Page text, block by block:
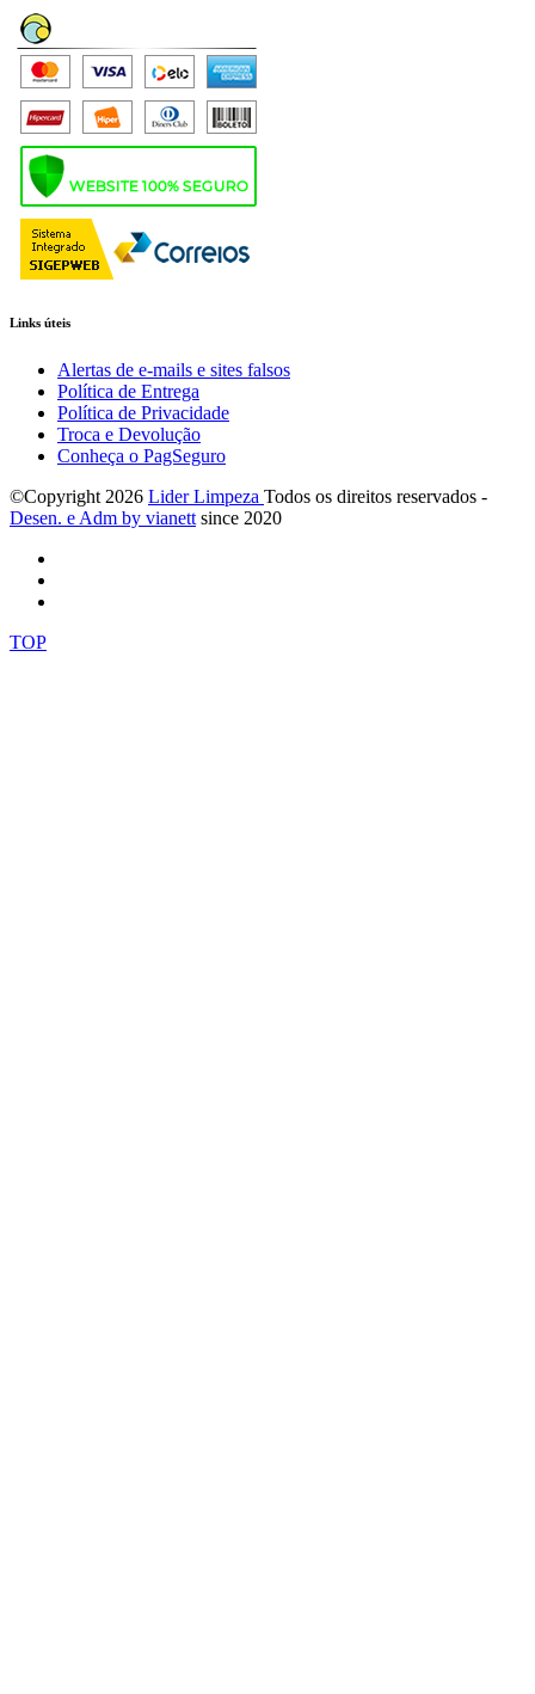
Links úteis
Alertas de e-mails e sites falsos
Política de Entrega
Política de Privacidade
Troca e Devolução
Conheça o PagSeguro
©Copyright 2026 Lider Limpeza Todos os direitos reservados -
Desen. e Adm by vianett since 2020
TOP